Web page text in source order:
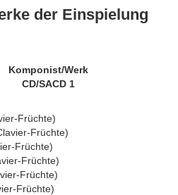
der Einspielung
Komponist/Werk
CD/SACD 1
Früchte)
Früchte)
Früchte)
Früchte)
Früchte)
Früchte)